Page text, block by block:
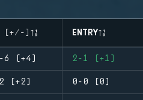
(+/-) ENTRY
6 (+4) 2-1 (+1)
(+2) 0-0 (0)